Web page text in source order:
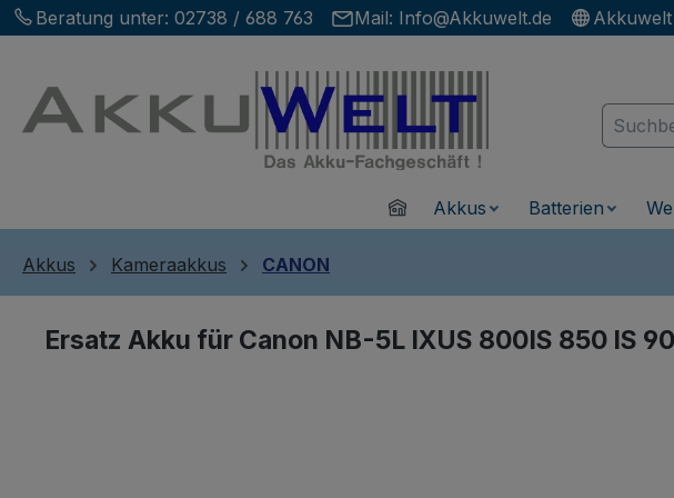
Hauptinhalt springen
Zur Suche springen
Zur Hauptnavigation springen
Beratung unter: 02738 / 688 763 Mail: Info@Akkuwelt.de
HomeAkkus Batterien
Akkus Kameraakkus CANON
Ersatz Akku für Canon NB-5L IXUS 800IS 850 IS